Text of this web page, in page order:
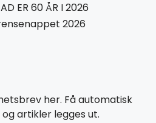
ER 60 ÅR I 2026
2026
her. Få automatisk
artikler legges ut.